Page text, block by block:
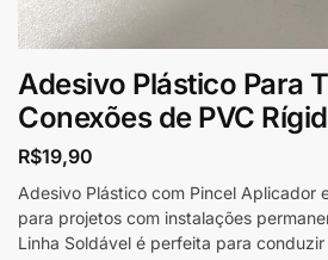
Adesivo Plástico Para
Conexões de PVC
R$19,90
Adesivo Plástico com Pincel Aplicador
para projetos com instalações
Linha Soldável é perfeita para